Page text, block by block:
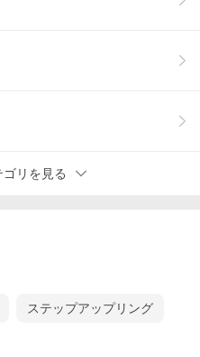
リを見る
ステップアップリング